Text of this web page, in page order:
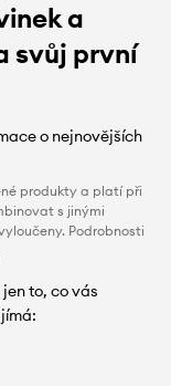
a
svůj první
o nejnovějších
produkty a platí při
s jinými
Podrobnosti
to, co vás